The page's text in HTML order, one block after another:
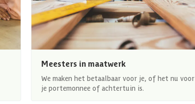
Meesters in maatwerk
We maken het betaalbaar voor je, of het nu voor
je portemonnee of achtertuin is.